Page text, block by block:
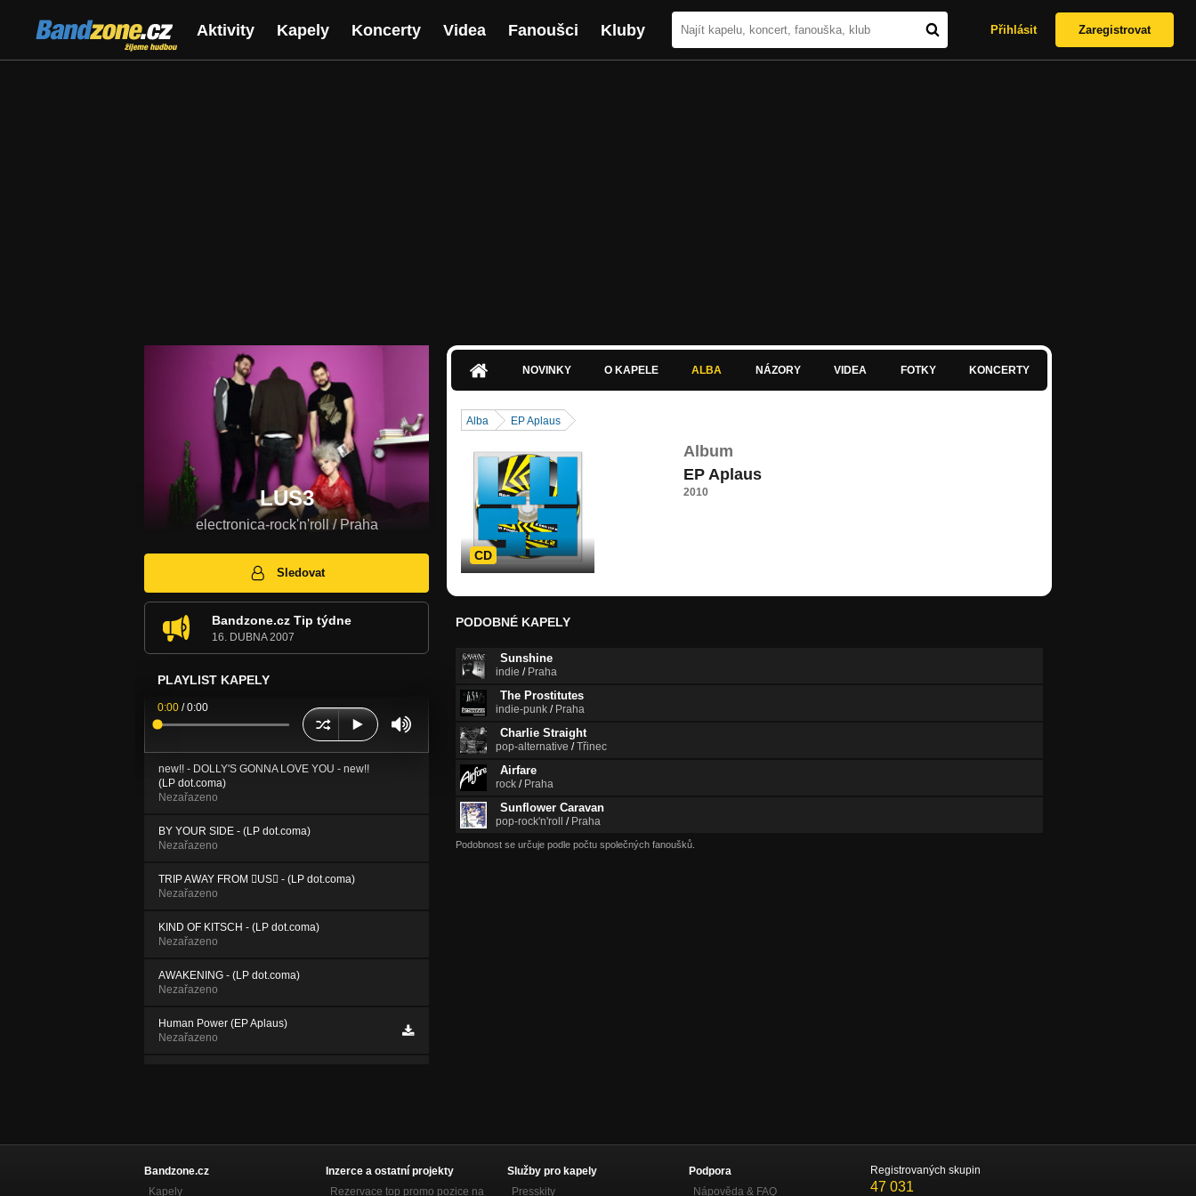
Bandzone.cz
žijeme hudbou
Aktivity Kapely Koncerty Videa Fanoušci Kluby Přihlásit Zaregistrovat
LUS3
electronica-rock'n'roll / Praha
Sledovat
Bandzone.cz Tip týdne
16. DUBNA 2007
PLAYLIST KAPELY
0:00 /0:00
new!! - DOLLY'S GONNA LOVE YOU - new!!
(LP dot.coma)
Nezařazeno
BY YOUR SIDE - (LP dot.coma)
Nezařazeno
TRIP AWAY FROM US - (LP dot.coma)
Nezařazeno
KIND OF KITSCH - (LP dot.coma)
Nezařazeno
AWAKENING - (LP dot.coma)
Nezařazeno
Human Power (EP Aplaus)
Nezařazeno
NOVINKY O KAPELE ALBA NÁZORY VIDEA FOTKY KONCERTY
Alba EP Aplaus
CD
Album
EP Aplaus
2010
PODOBNÉ KAPELY
Sunshine
indie / Praha
The Prostitutes
indie-punk / Praha
Charlie Straight
pop-alternative /Třinec
Airfare
rock / Praha
Sunflower Caravan
pop-rock'n'roll / Praha
Podobnost se určuje podle počtu společných fanoušků.
Bandzone.cz
Kapely
Inzerce a ostatní projekty
Rezervace top promo pozice na
Služby pro kapely
Presskity
Podpora
Nápověda & FAQ
Registrovaných skupin
47 031